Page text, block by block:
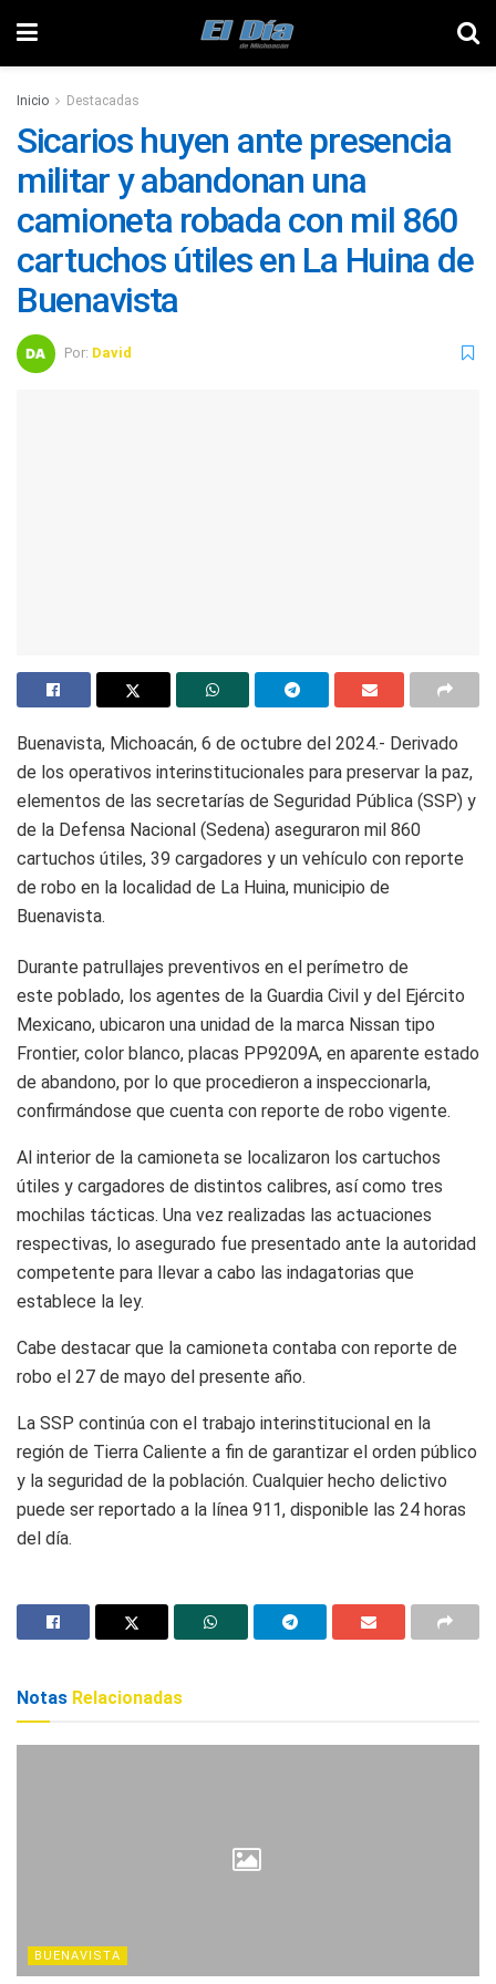
Inicio Destacadas
Sicarios huyen ante presencia
militar y abandonan una
camioneta robada con mil 860
cartuchos útiles en La Huina de
Buenavista
Por: David
Buenavista, Michoacán, 6 de octubre del 2024.- Derivado
de los operativos interinstitucionales para preservar la paz,
elementos de las secretarías de Seguridad Pública (SSP) y
de la Defensa Nacional (Sedena) aseguraron mil 860
cartuchos útiles, 39 cargadores y un vehículo con reporte
de robo en la localidad de La Huina, municipio de
Buenavista.
Durante patrullajes preventivos en el perímetro de
este poblado, los agentes de la Guardia Civil y del Ejército
Mexicano, ubicaron una unidad de la marca Nissan tipo
Frontier, color blanco, placas PP9209A, en aparente estado
de abandono, por lo que procedieron a inspeccionarla,
confirmándose que cuenta con reporte de robo vigente.
Al interior de la camioneta se localizaron los cartuchos
útiles y cargadores de distintos calibres, así como tres
mochilas tácticas. Una vez realizadas las actuaciones
respectivas, lo asegurado fue presentado ante la autoridad
competente para llevar a cabo las indagatorias que
establece la ley.
Cabe destacar que la camioneta contaba con reporte de
robo el 27 de mayo del presente año.
La SSP continúa con el trabajo interinstitucional en la
región de Tierra Caliente a fin de garantizar el orden público
y la seguridad de la población. Cualquier hecho delictivo
puede ser reportado a la línea 911, disponible las 24 horas
del día.
Notas Relacionadas
BUENAVISTA